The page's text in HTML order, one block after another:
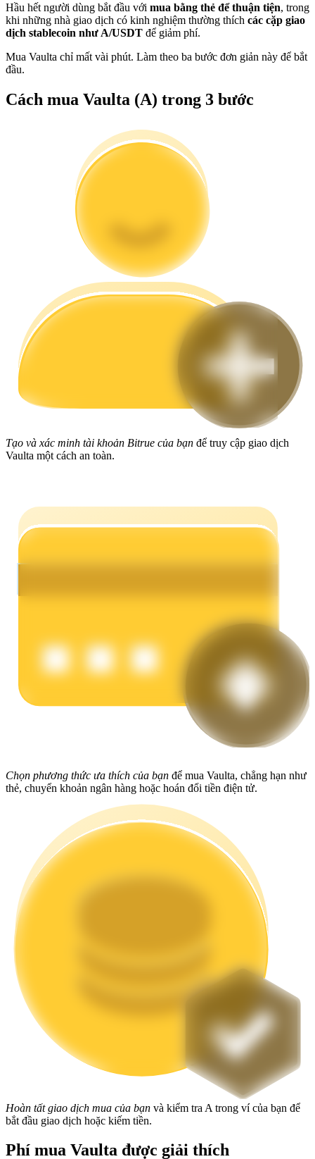
Phân tích dữ liệu lớn bao gồm thông tin giao dịch, v.v.
Hướng dẫn
Hướng dẫn giao dịch Spot
Chiến lược giao dịch
Làm cho tài sản của bạn tăng giá trị đều đặn
Staking
Lợi nhuận cao và truy cập ngay lập tức
Launchpool
Đặt cọc linh hoạt để kiếm được các token phổ biến.
Hầu hết người dùng bắt đầu với mua bằng thẻ để thuận tiện, trong
khi những nhà giao dịch có kinh nghiệm thường thích các cặp giao
dịch stablecoin như A/USDT để giảm phí.
Mua Vaulta chỉ mất vài phút. Làm theo ba bước đơn giản này để bắt
đầu.
Cách mua Vaulta (A) trong 3 bước
Tạo và xác minh tài khoản Bitrue của bạn để truy cập giao dịch
Vaulta một cách an toàn.
Chọn phương thức ưa thích của bạn để mua Vaulta, chẳng hạn như
thẻ, chuyển khoản ngân hàng hoặc hoán đổi tiền điện tử.
Hoàn tất giao dịch mua của bạn và kiểm tra A trong ví của bạn để
bắt đầu giao dịch hoặc kiếm tiền.
Phí mua Vaulta được giải thích